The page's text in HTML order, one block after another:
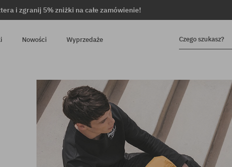
i zgranij 5% zniżki na całe zamówienie!
Nowości Wyprzedaże Czego szukasz?